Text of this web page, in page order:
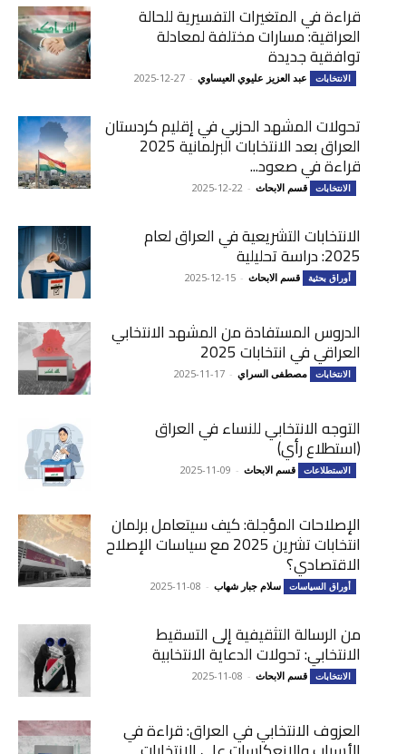
قراءة في المتغيرات التفسيرية للحالة
العراقية: مسارات مختلفة لمعادلة
توافقية جديدة
الانتخابات عبد العزيز عليوي العيساوي -
2025-12-27
تحولات المشهد الحزبي في إقليم كردستان
العراق بعد الانتخابات البرلمانية 2025
قراءة في صعود...
الانتخابات قسم الابحاث -
2025-12-22
الانتخابات التشريعية في العراق لعام
2025: دراسة تحليلية
أوراق بحثية قسم الابحاث -
2025-12-15
الدروس المستفادة من المشهد الانتخابي
العراقي في انتخابات 2025
الانتخابات مصطفى السراي -
2025-11-17
التوجه الانتخابي للنساء في العراق
(استطلاع رأي)
الاستطلاعات قسم الابحاث -
2025-11-09
الإصلاحات المؤجلة: كيف سيتعامل برلمان
انتخابات تشرين 2025 مع سياسات الإصلاح
الاقتصادي؟
أوراق السياسات سلام جبار شهاب -
2025-11-08
من الرسالة التثقيفية إلى التسقيط
الانتخابي: تحولات الدعاية الانتخابية
الانتخابات قسم الابحاث -
2025-11-08
العزوف الانتخابي في العراق: قراءة في